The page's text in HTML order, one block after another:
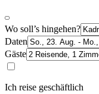
Wo soll’s hingehen?
Daten
Gäste
Ich reise geschäftlich